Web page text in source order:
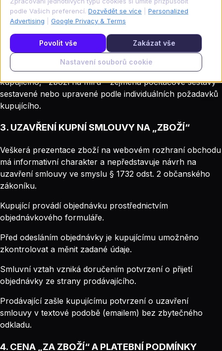
jazyce.
2. VYMEZENÍ NABÍZENÉHO ZBOŽÍ
Prodávající nabízí:
· zboží – standardní produkty bez úprav na přání
kupujícího, · zboží na míru – zejména počítačové sestavy
sestavené nebo upravené podle individuálních požadavků
kupujícího.
3. UZAVŘENÍ KUPNÍ SMLOUVY NA „ZBOŽÍ“
Veškerá prezentace zboží na webovém rozhraní obchodu
má informativní charakter a nepředstavuje návrh na
uzavření smlouvy ve smyslu § 1732 odst. 2 občanského
zákoníku.
Kupující provádí objednávku prostřednictvím
objednávkového formuláře.
Před odesláním objednávky je kupujícímu umožněno
zkontrolovat a měnit zadané údaje.
Smluvní vztah vzniká doručením potvrzení o přijetí
objednávky ze strany prodávajícího.
Prodávající zašle kupujícímu potvrzení o uzavření
smlouvy v textové podobě (emailem) bez zbytečného
odkladu.
4. CENA „ZA ZBOŽÍ“ A PLATEBNÍ PODMÍNKY
podle Vašich preferencí. Dozvědět se více
Personalized
Advertising
Google Privacy & Terms
Povolit vše Zakázat vše
Nastavení souborů cookie